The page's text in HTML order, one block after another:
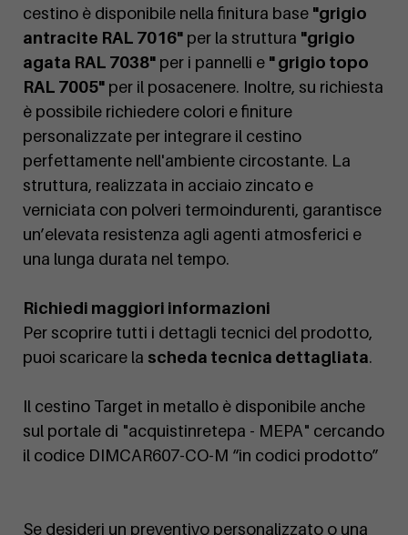
cestino è disponibile nella finitura base "grigio
antracite RAL 7016" per la struttura "grigio
agata RAL 7038" per i pannelli e " grigio topo
RAL 7005" per il posacenere. Inoltre, su richiesta
è possibile richiedere colori e finiture
personalizzate per integrare il cestino
perfettamente nell'ambiente circostante. La
struttura, realizzata in acciaio zincato e
verniciata con polveri termoindurenti, garantisce
un’elevata resistenza agli agenti atmosferici e
una lunga durata nel tempo.
Richiedi maggiori informazioni
Per scoprire tutti i dettagli tecnici del prodotto,
puoi scaricare la scheda tecnica dettagliata.
Il cestino Target in metallo è disponibile anche
sul portale di "acquistinretepa - MEPA" cercando
il codice DIMCAR607-CO-M “in codici prodotto”
Se desideri un preventivo personalizzato o una